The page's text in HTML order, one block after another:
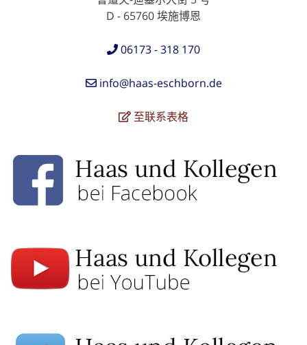
D - 65760 埃施博恩
06173 - 318 170
info@haas-eschborn.de
至联系表格